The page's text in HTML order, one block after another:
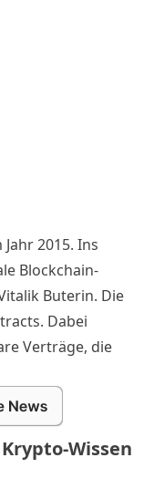
2015. Ins
Blockchain-
Buterin. Die
Dabei
Verträge, die
Wissen